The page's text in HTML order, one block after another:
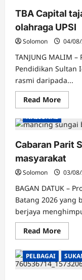
KLIA,
bukan
saling
jari
TBA Capital
olahraga UPSI
Solomon 04/
TANJUNG MALIM
Pendidikan Sultan
rasmi daripada...
Read MoreRead
more
TBA
rasmi
hoki,
UPSI
NASIONAL
Cabaran Parit
masyarakat
Solomon 03/
BAGAN DATUK –
Batang 2026 yang
berjaya
Read MoreRead
more
Parit
PELBAGAI